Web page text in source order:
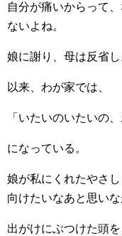
自分が痛いからって
ないよね。
娘に謝り、母は反省し
以来、わが家では、
「いたいのいたいの
になっている。
娘が私にくれたやさ
向けたいなあと思いな
出がけにぶつけた頭